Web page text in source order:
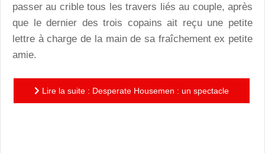
passer au crible tous les travers liés au couple, après
que le dernier des trois copains ait reçu une petite
lettre à charge de la main de sa fraîchement ex petite
amie.
Lire la suite : Desperate Housemen : un spectacle